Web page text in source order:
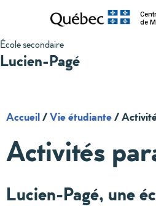
de
École secondaire
Lucien-Pagé
Accueil/Vie étudiante/
Activités
Lucien-Pagé, une